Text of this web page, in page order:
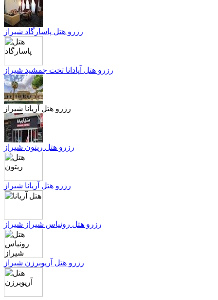
رزرو هتل پاسارگاد شیراز
رزرو هتل آپادانا تخت جمشید شیراز
رزرو هتل آریانا شیراز
رزرو هتل ریتون شیراز
رزرو هتل آریانا شیراز
رزرو هتل رونياس شيراز شیراز
رزرو هتل آریوبرزن شیراز